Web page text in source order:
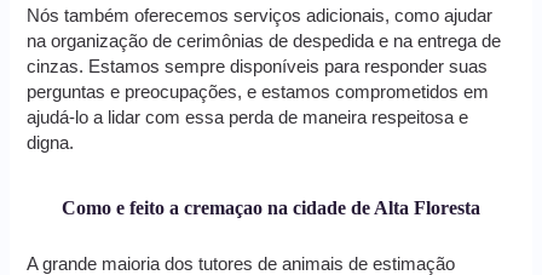
Nós também oferecemos serviços adicionais, como ajudar
na organização de cerimônias de despedida e na entrega de
cinzas. Estamos sempre disponíveis para responder suas
perguntas e preocupações, e estamos comprometidos em
ajudá-lo a lidar com essa perda de maneira respeitosa e
digna.
Como e feito a cremaçao na cidade de Alta Floresta
A grande maioria dos tutores de animais de estimação